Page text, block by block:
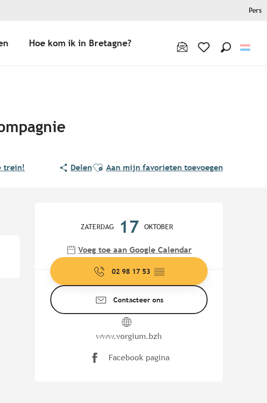
Pers
Hoe kom ik in Bretagne?
trein! DelenAjouter aux favoris
Aan mijn favorieten toevoegen
ZATERDAG 17 OKTOBER
Voeg toe aan Google Calendar
02 98 17 53 ▒▒
Contacteer ons
www.vorgium.bzh
Facebook pagina